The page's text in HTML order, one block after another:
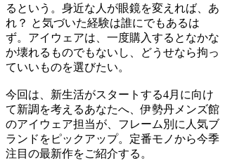
るという。身近な人が眼鏡を変えれば、あ
れ？ と気づいた経験は誰にでもあるは
ず。アイウェアは、一度購入するとなかな
か壊れるものでもないし、どうせなら拘っ
ていいものを選びたい。
今回は、新生活がスタートする4月に向け
て新調を考えるあなたへ、伊勢丹メンズ館
のアイウェア担当が、フレーム別に人気ブ
ランドをピックアップ。定番モノから今季
注目の最新作をご紹介する。